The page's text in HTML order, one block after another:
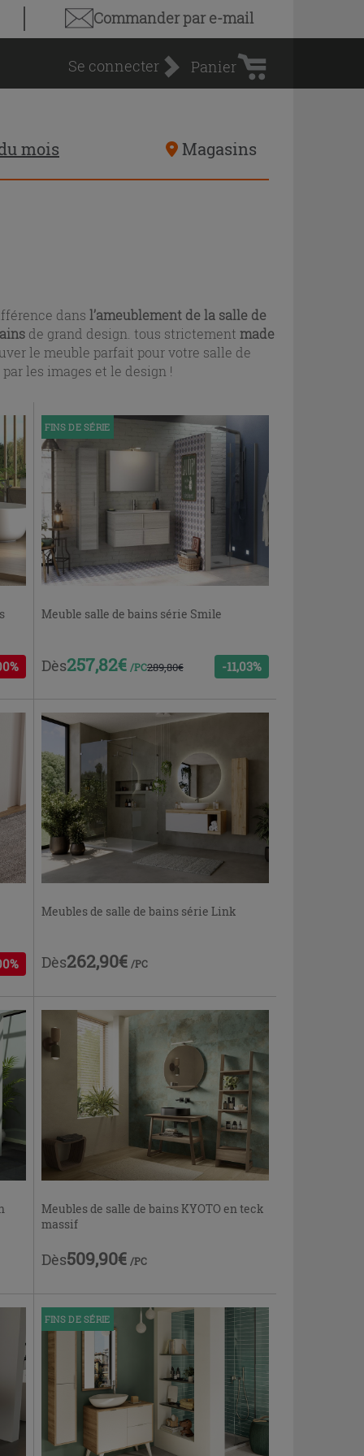
Commander par e-mail
Se connecter
d'achat
Panier
mois Magasins
dansl’ameublement de la salle de
de grand design. tous strictementmade
le meuble parfait pour votre salle de
les images et le design !
FINS DE SÉRIE
Meuble salle de bains série Smile
Dès257,82€ /PC289,80€ -11,03%
Meubles de salle de bains série Link
Dès262,90€ /PC
Meubles de salle de bains KYOTO en teck
massif
Dès509,90€ /PC
FINS DE SÉRIE